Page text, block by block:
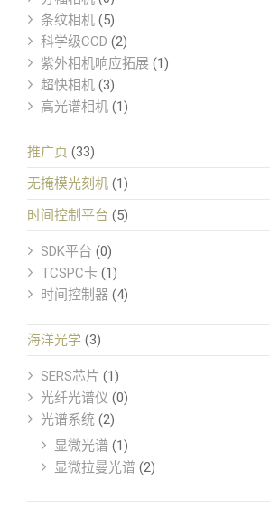
条纹相机 (5)
科学级CCD (2)
紫外相机响应拓展 (1)
超快相机 (3)
高光谱相机 (1)
推广页 (33)
无掩模光刻机 (1)
时间控制平台 (5)
SDK平台 (0)
TCSPC卡 (1)
时间控制器 (4)
海洋光学 (3)
SERS芯片 (1)
光纤光谱仪 (0)
光谱系统 (2)
显微光谱 (1)
显微拉曼光谱 (2)